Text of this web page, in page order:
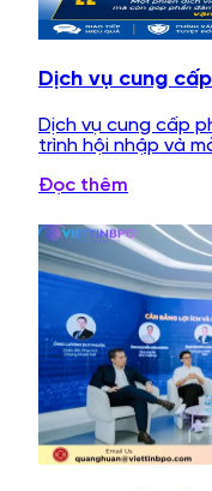
Dịch vụ cung
Dịch vụ cung cấp
trình hội nhập và
Đọc thêm